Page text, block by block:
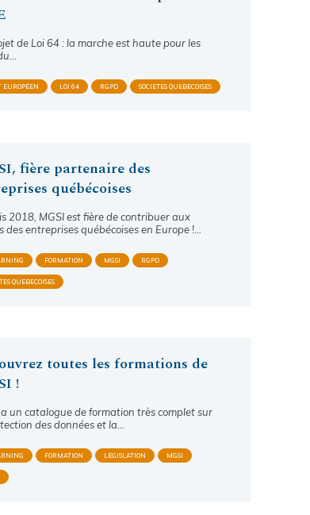
de Loi 64 : la marche est haute pour les
EUROPÉEN LOI 64 RGPD SOCIETES QUEBECOISES
fière partenaire des
québécoises
2018, MGSI est fière de contribuer aux
des entreprises québécoises en Europe !…
FORMATION MGSI RGPD
QUEBECOISES
toutes les formations de
!
a un catalogue de formation très complet sur
des données et la…
FORMATION LÉGISLATION MGSI